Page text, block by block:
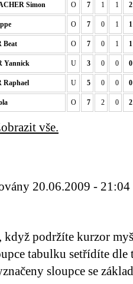
Simon O 7 1 1 2
O 7 0 1 1
Beat O 7 0 1 1
Yannick U 3 0 0 0
Raphael U 5 0 0 0
O 7 2 0 2
vše.
20.06.2009 - 21:04
když podržíte kurzor
tabulku setřídíte dle
sloupce se